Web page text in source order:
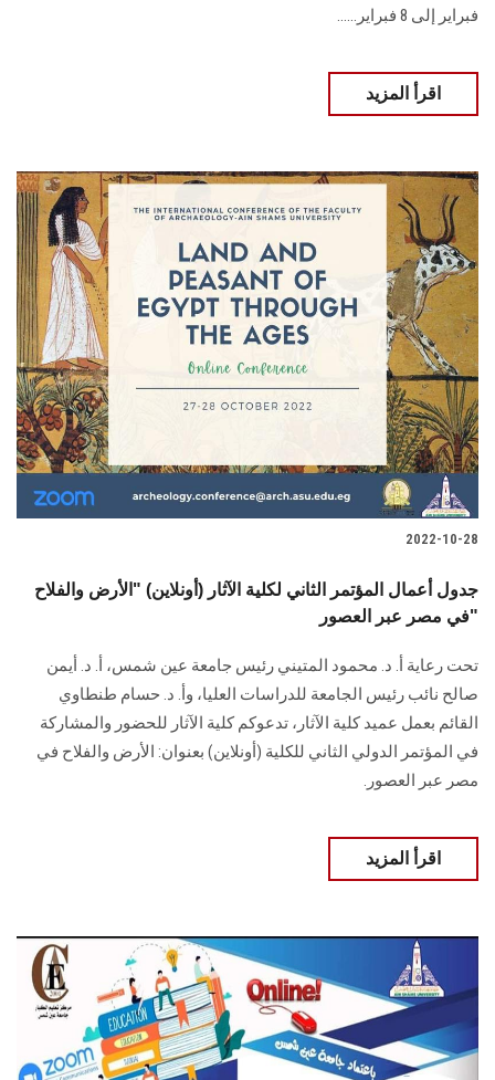
فبراير إلى 8 فبراير......
اقرأ المزيد
2022-10-28
جدول أعمال المؤتمر الثاني لكلية الآثار (أونلاين) "الأرض والفلاح
في مصر عبر العصور"
تحت رعاية أ. د. محمود المتيني رئيس جامعة عين شمس، أ. د. أيمن
صالح نائب رئيس الجامعة للدراسات العليا، وأ. د. حسام طنطاوي
القائم بعمل عميد كلية الآثار، تدعوكم كلية الآثار للحضور والمشاركة
في المؤتمر الدولي الثاني للكلية (أونلاين) بعنوان: الأرض والفلاح في
مصر عبر العصور.
اقرأ المزيد